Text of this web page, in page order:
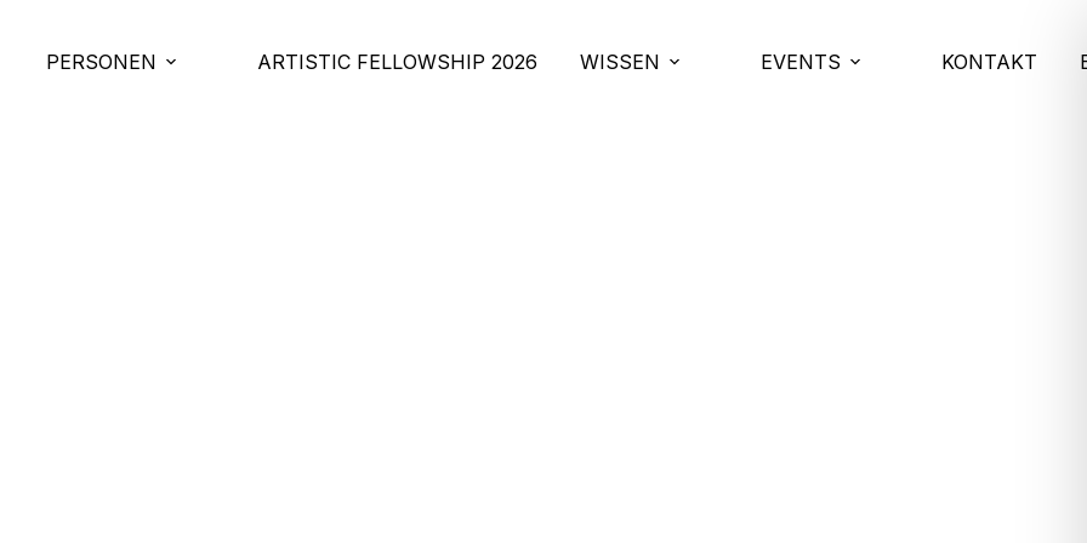
PERSONEN ARTISTIC FELLOWSHIP 2026 WISSEN EVENTS KONTAKT